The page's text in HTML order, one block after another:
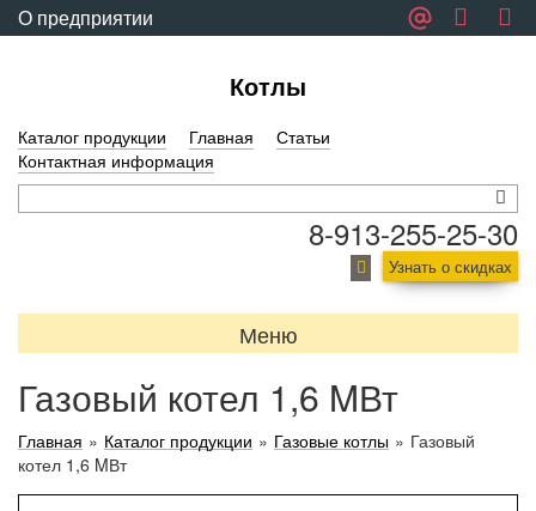
О предприятии
Котлы
Каталог продукции Главная
Статьи
Контактная информация
8-913-255-25-30
Узнать о скидках
Меню
Газовый котел 1,6 MВт
Главная » Каталог продукции » Газовые котлы » Газовый
котел 1,6 MВт